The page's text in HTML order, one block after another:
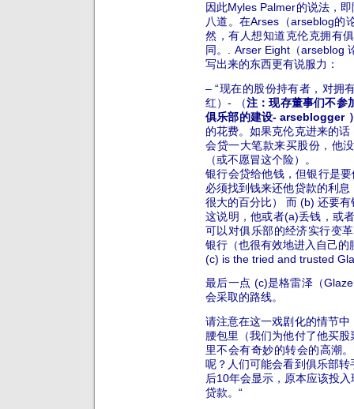
因此Myles Palmer的说法，
八道。在Arses（arseblog的
然，有人想知道克伦克拥有
同。. Arser Eight（arseblog
写出来的东西更有说服力：
– “现在的股份持有者，对拥
红）- （注：现存董事们不参
俱乐部的建设- arseblogger
的花费。如果克伦克进来的
会贷一大笔款来买股份，他
（或不愿冒这个险）。
银行会贷给他钱，但银行是
必须找到钱来还他贷款的利
很大的百分比） 而 (b) 还要
这说明，他或者(a)丢钱，或
可以对俱乐部的经济实行变
银行（也很有效地进入自己的
(c) is the tried and trusted
最后一点 (c)是格雷泽（
会采取的路线。
请注意在这一戏剧化的情节
腰包里（我们为他付了他买
里不会有奇妙的转会的高潮
呢？人们可能会看到俱乐部
后10年会显示，原本应该投
贷款。“